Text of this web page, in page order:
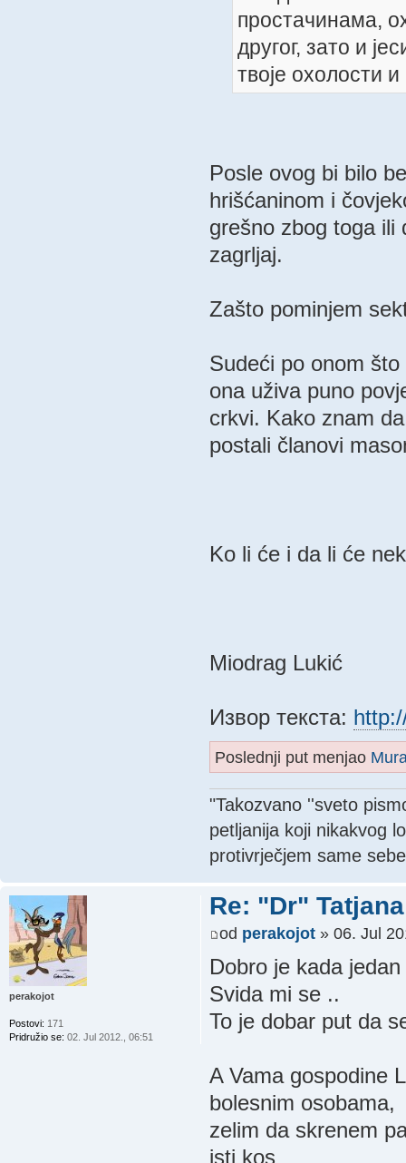
простачинама,
другог, зато и
твоје охолости и
Posle ovog bi bilo
hrišćaninom i
grešno zbog toga ili
zagrljaj.
Zašto pominjem
Sudeći po onom
ona uživa puno
crkvi. Kako znam
postali članovi
Ko li će i da li će
Miodrag Lukić
Извор текста:
Poslednji put menjao
"Takozvano ''sveto
petljanija koji nikakvog
protivrječjem same
Re: "Dr"
od perakojot» 06. Jul
Dobro je kada
Svida mi se ..
To je dobar put da
A Vama gospodine
bolesnim osobama,
zelim da skrenem
isti kos
perakojot
Postovi: 171
Pridružio se: 02. Jul 2012., 06:51